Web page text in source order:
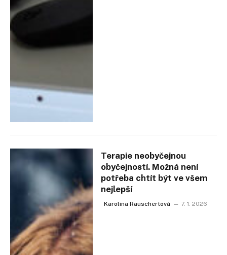
Terapie neobyčejnou
obyčejností. Možná není
potřeba chtít být ve všem
nejlepší
Karolina Rauschertová 7. 1. 2026